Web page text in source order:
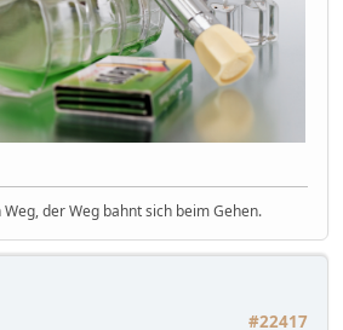
der Weg bahnt sich beim Gehen.
#22417